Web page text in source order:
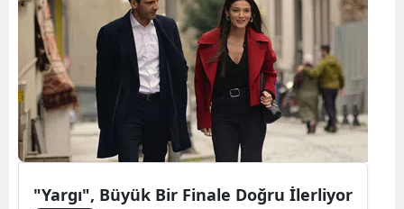
"Yargı", Büyük Bir Finale Doğru İlerliyor